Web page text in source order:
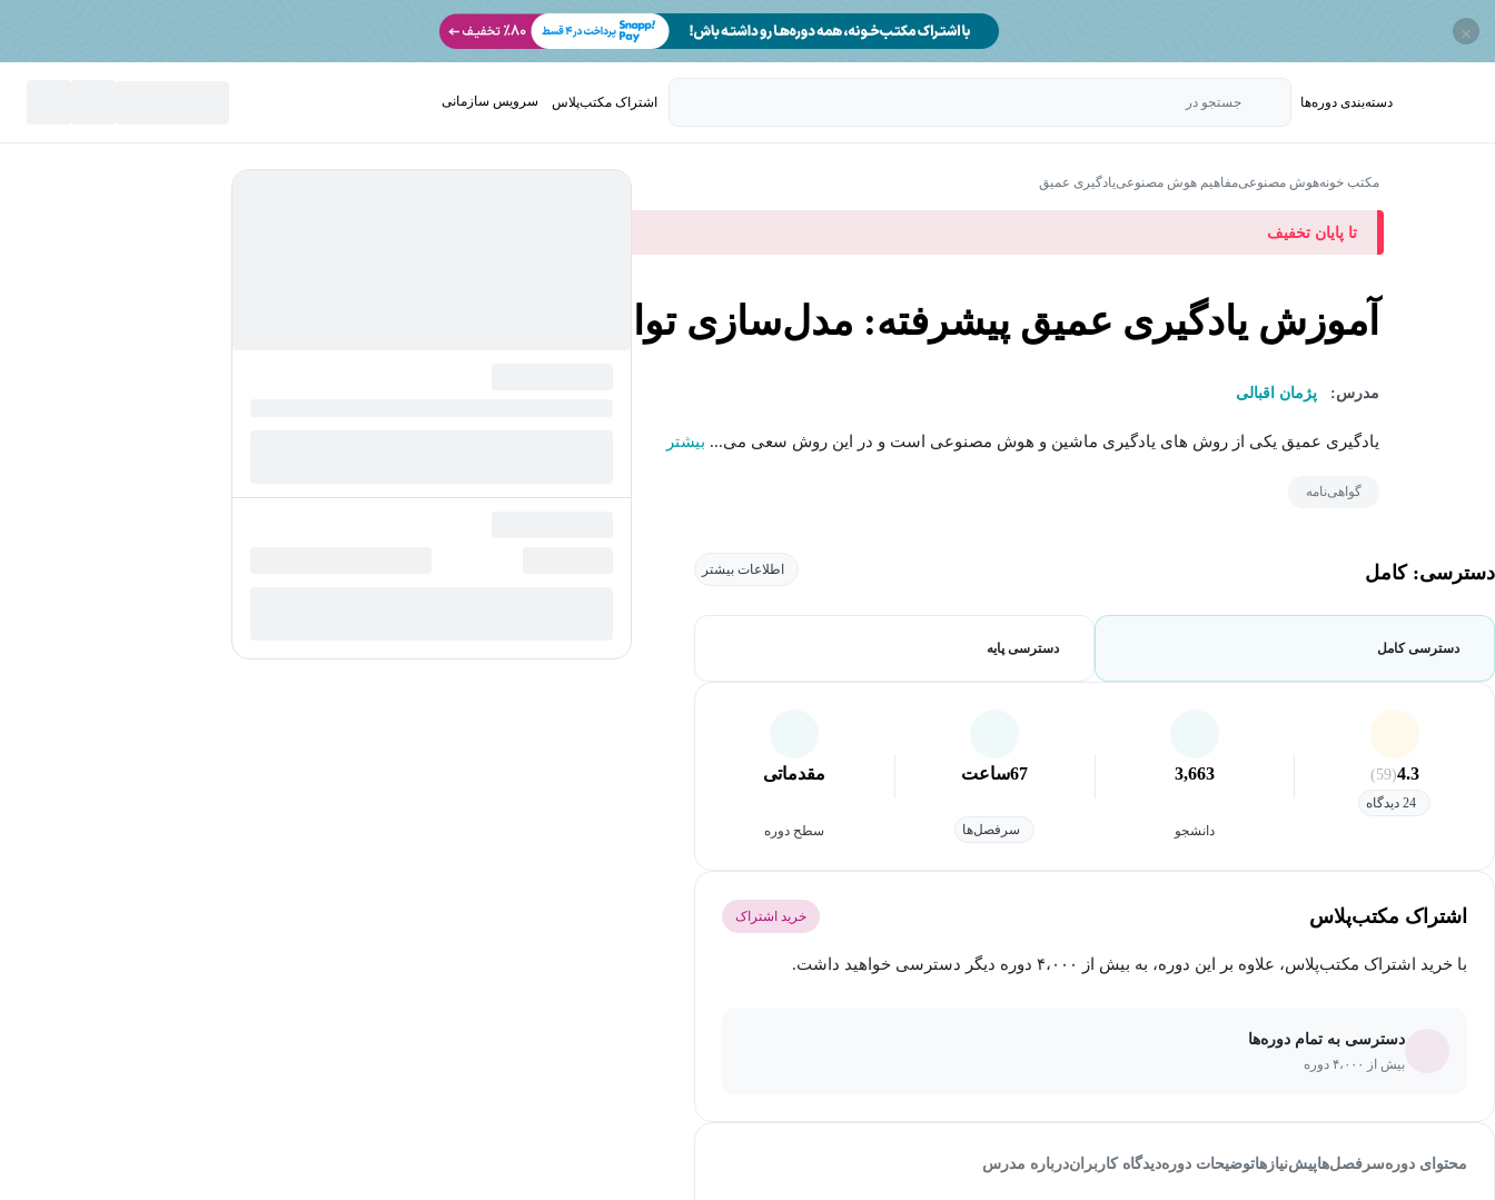
×
دسته‌بندی‌ دوره‌ها جستجو در اشتراک مکتب‌پلاس سرویس سازمانی
مکتب خونههوش مصنوعیمفاهیم هوش مصنوعییادگیری عمیق
تا پایان تخفیف
آموزش یادگیری عمیق پیشرفته: مدل‌سازی توالی
مدرس: پژمان اقبالی
یادگیری عمیق یکی از روش های یادگیری ماشین و هوش مصنوعی است و در این روش سعی می... بیشتر
گواهی‌نامه
دسترسی: کامل اطلاعات بیشتر
دسترسی کامل دسترسی پایه
4.3
(59)
24 دیدگاه
3,663
دانشجو
67ساعت
سرفصل‌ها
مقدماتی
سطح دوره
اشتراک مکتب‌پلاس خرید اشتراک
با خرید اشتراک مکتب‌پلاس، علاوه بر این دوره، به بیش از ۴،۰۰۰ دوره دیگر دسترسی خواهید داشت.
دسترسی به تمام دوره‌ها
بیش از ۴،۰۰۰ دوره
محتوای دورهسرفصل‌هاپیش‌نیاز‌هاتوضیحات دورهدیدگاه کاربراندرباره مدرس